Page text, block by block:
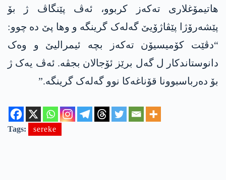
ھاتیمۆغلاری تەکەز کربوو، ئەڤ پێنگاڤ ژ بۆ
پێشەرۆژا پێڤاژۆیێ گەلەک گرینگە و وھا پێ دە چوو:
“دڤێت کۆمیسیۆن تەکەز بچە ئیمرالیێ و وەک
دانوستاندکار ل گەل برێز ئۆجالان بجڤە. ئەڤ یەک ژ
بۆ دەرباسبوونا قۆناغەکا نوو گەلەک گرینگە.”
Tags: sereke